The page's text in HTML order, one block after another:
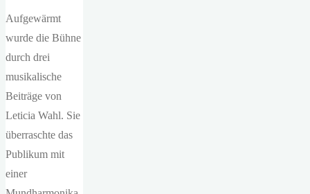
Aufgewärmt
wurde die Bühne
durch drei
musikalische
Beiträge von
Leticia Wahl. Sie
überraschte das
Publikum mit
einer